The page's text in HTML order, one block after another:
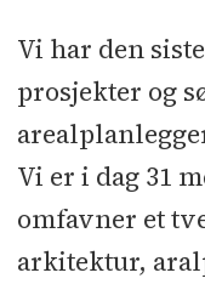
Vi har den
prosjekter og
Vi er i dag 31
omfavner et
arkitektur,